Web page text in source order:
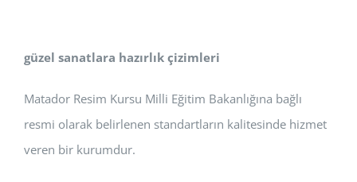
güzel sanatlara hazırlık çizimleri
Matador Resim Kursu Milli Eğitim Bakanlığına bağlı
resmi olarak belirlenen standartların kalitesinde hizmet
veren bir kurumdur.